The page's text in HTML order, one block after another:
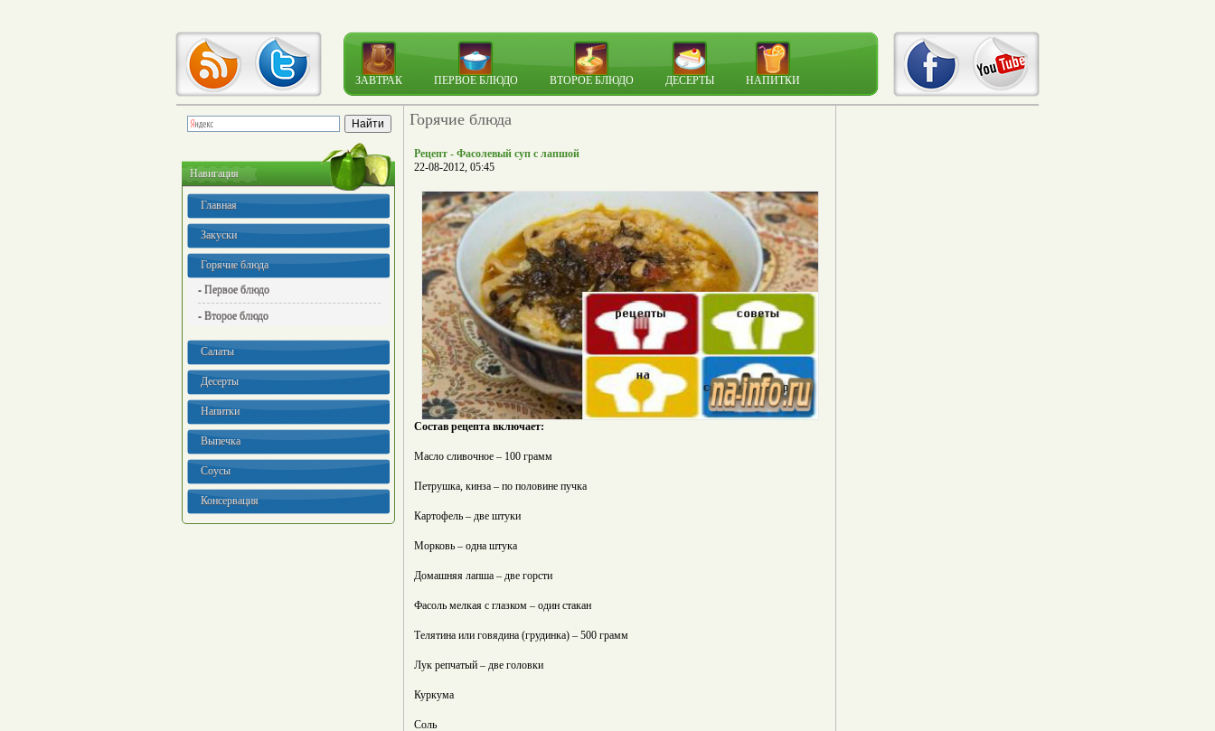
ЗАВТРАК ПЕРВОЕ БЛЮДО ВТОРОЕ БЛЮДО ДЕСЕРТЫ НАПИТКИ
Навигация
Главная
Закуски
Горячие блюда
- Первое блюдо
- Второе блюдо
Салаты
Десерты
Напитки
Выпечка
Соусы
Консервация
Горячие блюда
Рецепт - Фасолевый суп с лапшой
22-08-2012, 05:45
Состав рецепта включает:
Масло сливочное – 100 грамм
Петрушка, кинза – по половине пучка
Картофель – две штуки
Морковь – одна штука
Домашняя лапша – две горсти
Фасоль мелкая с глазком – один стакан
Телятина или говядина (грудинка) – 500 грамм
Лук репчатый – две головки
Куркума
Соль